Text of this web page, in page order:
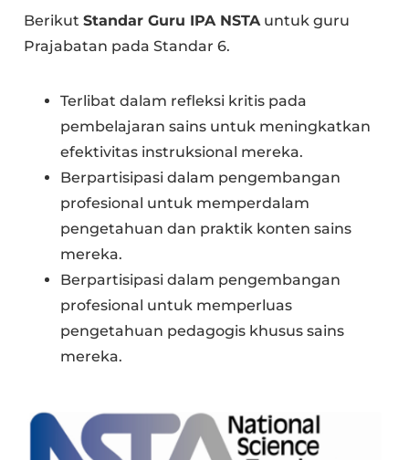
BerikutStandar Guru IPA NSTAuntuk guru
Prajabatan pada Standar 6.
Terlibat dalam refleksi kritis pada
pembelajaran sains untuk meningkatkan
efektivitas instruksional mereka.
Berpartisipasi dalam pengembangan
profesional untuk memperdalam
pengetahuan dan praktik konten sains
mereka.
Berpartisipasi dalam pengembangan
profesional untuk memperluas
pengetahuan pedagogis khusus sains
mereka.